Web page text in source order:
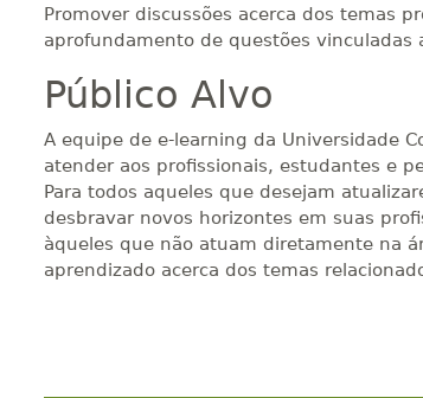
Promover discussões acerca dos temas
aprofundamento de questões vinculadas
Público Alvo
A equipe de e-learning da Universidade
atender aos profissionais, estudantes e
Para todos aqueles que desejam
desbravar novos horizontes em suas
àqueles que não atuam diretamente na
aprendizado acerca dos temas